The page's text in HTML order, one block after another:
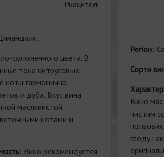
Ркацителі
соломенного цвета. В
тона цитрусовых
ноты гармонично
и дуба. Вкус вина
маслянистой
нотами и
Вино рекомендуется
Регіон:
Сорти
Вино має
чистим
глоду і